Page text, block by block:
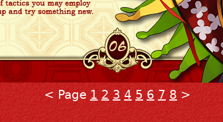
< Page 1 2 3 4 5 6 7 8>